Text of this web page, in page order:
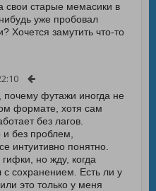
свои старые мемасики в
уже пробовал
Хочется замутить что-то
футажи иногда не
формате, хотя сам
без лагов.
без проблем,
интуитивно понятно.
но жду, когда
с сохранением. Есть ли у
это только у меня